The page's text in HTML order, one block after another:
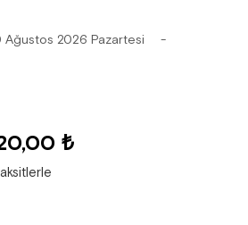
Ağustos 2026 Pazartesi
₺